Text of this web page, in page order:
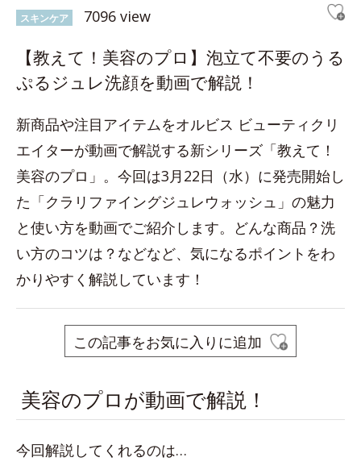
スキンケア 7096 view
【教えて！美容のプロ】泡立て不要のうる
ぷるジュレ洗顔を動画で解説！
新商品や注目アイテムをオルビス ビューティクリ
エイターが動画で解説する新シリーズ「教えて！
美容のプロ」。今回は3月22日（水）に発売開始し
た「クラリファイングジュレウォッシュ」の魅力
と使い方を動画でご紹介します。どんな商品？洗
い方のコツは？などなど、気になるポイントをわ
かりやすく解説しています！
この記事をお気に入りに追加
美容のプロが動画で解説！
今回解説してくれるのは…